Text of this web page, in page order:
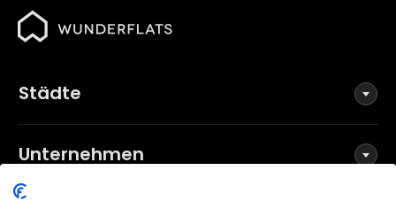
Städte
Unternehmen